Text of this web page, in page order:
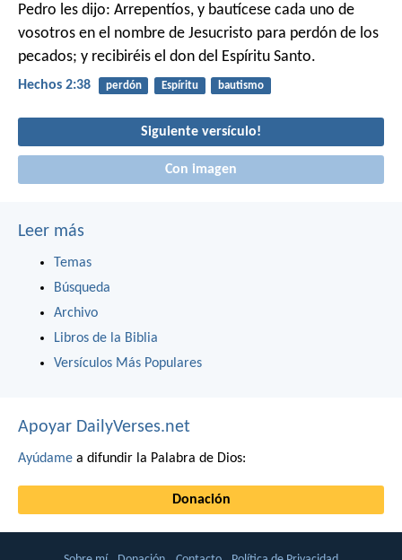
Pedro les dijo: Arrepentíos, y bautícese cada uno de
vosotros en el nombre de Jesucristo para perdón de los
pecados; y recibiréis el don del Espíritu Santo.
Hechos 2:38 perdón Espíritu bautismo
Siguiente versículo!
Con imagen
Leer más
Temas
Búsqueda
Archivo
Libros de la Biblia
Versículos Más Populares
Apoyar DailyVerses.net
Ayúdame a difundir la Palabra de Dios:
Donación